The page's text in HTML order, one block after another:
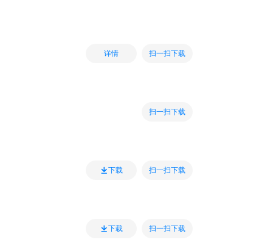
详情 扫一扫下载
扫一扫下载
下载 扫一扫下载
下载 扫一扫下载